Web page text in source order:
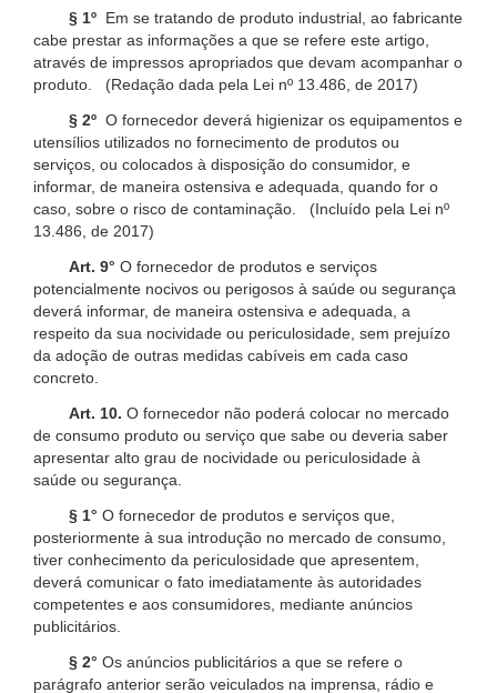
§ 1º Em se tratando de produto industrial, ao fabricante
cabe prestar as informações a que se refere este artigo,
através de impressos apropriados que devam acompanhar o
produto. (Redação dada pela Lei nº 13.486, de 2017)
§ 2º O fornecedor deverá higienizar os equipamentos e
utensílios utilizados no fornecimento de produtos ou
serviços, ou colocados à disposição do consumidor, e
informar, de maneira ostensiva e adequada, quando for o
caso, sobre o risco de contaminação. (Incluído pela Lei nº
13.486, de 2017)
Art. 9° O fornecedor de produtos e serviços
potencialmente nocivos ou perigosos à saúde ou segurança
deverá informar, de maneira ostensiva e adequada, a
respeito da sua nocividade ou periculosidade, sem prejuízo
da adoção de outras medidas cabíveis em cada caso
concreto.
Art. 10. O fornecedor não poderá colocar no mercado
de consumo produto ou serviço que sabe ou deveria saber
apresentar alto grau de nocividade ou periculosidade à
saúde ou segurança.
§ 1° O fornecedor de produtos e serviços que,
posteriormente à sua introdução no mercado de consumo,
tiver conhecimento da periculosidade que apresentem,
deverá comunicar o fato imediatamente às autoridades
competentes e aos consumidores, mediante anúncios
publicitários.
§ 2° Os anúncios publicitários a que se refere o
parágrafo anterior serão veiculados na imprensa, rádio e